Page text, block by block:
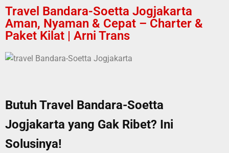
Travel Bandara-Soetta Jogjakarta
Aman, Nyaman & Cepat – Charter &
Paket Kilat | Arni Trans
Butuh Travel Bandara-Soetta
Jogjakarta yang Gak Ribet? Ini
Solusinya!